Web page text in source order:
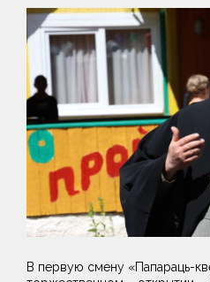
В первую смену «Папараць-